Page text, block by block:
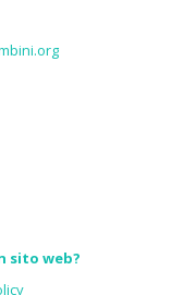
sito web?